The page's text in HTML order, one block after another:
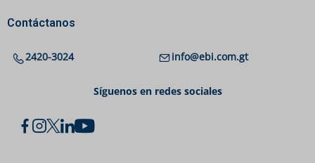
Contáctanos
2420-3024 info@ebi.com.gt
Síguenos en redes sociales